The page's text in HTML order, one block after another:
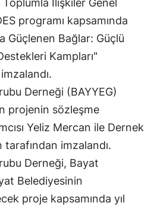
Erzurum
Eskişehir
Giresun
Gümüşhane
Hakkari
Hatay
Toplumla İlişkiler Genel
programı kapsamında
Güçlenen Bağlar: Güçlü
Kampları"
Derneği (BAYYEG)
projenin sözleşme
Yeliz Mercan ile Dernek
tarafından imzalandı.
Derneği, Bayat
Belediyesinin
proje kapsamında yıl